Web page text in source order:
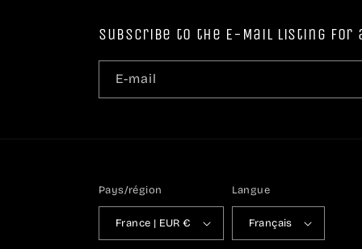
Subscribe to the E-Mail listing for
E-mail
Pays/région
France | EUR €
Langue
Français